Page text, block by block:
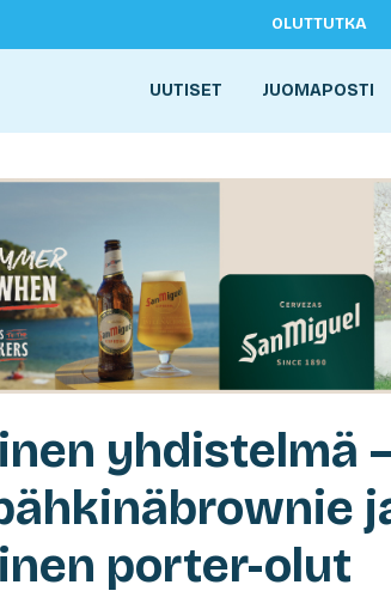
OLUTTUTKA
UUTISET JUOMAPOSTI
yhdistelmä
porter-olut